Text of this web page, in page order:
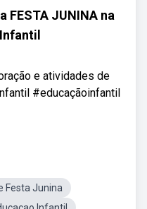
FESTA JUNINA na
e atividades de
#educaçãoinfantil
Festa Junina